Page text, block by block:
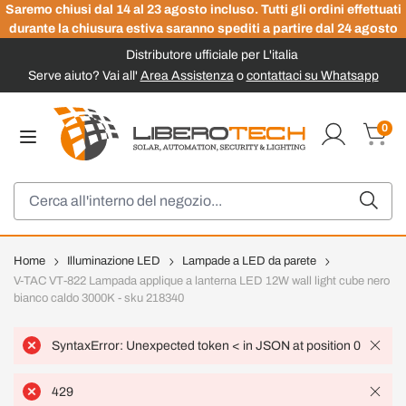
Saremo chiusi dal 14 al 23 agosto incluso. Tutti gli ordini effettuati
durante la chiusura estiva saranno spediti a partire dal 24 agosto
Distributore ufficiale per L'italia
Serve aiuto? Vai all' Area Assistenzao contattaci su Whatsapp
0
Home Illuminazione LED
Lampade a LED da parete
V-TAC VT-822 Lampada applique a lanterna LED 12W wall light cube nero
bianco caldo 3000K - sku 218340
SyntaxError: Unexpected token < in JSON at position 0
429